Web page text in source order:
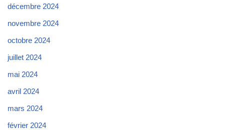
décembre 2024
novembre 2024
octobre 2024
juillet 2024
mai 2024
avril 2024
mars 2024
février 2024